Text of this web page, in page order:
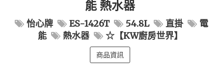
能 熱水器
怡心牌 ES-1426T 54.8L 直掛
電
能
熱水器 ☆【KW廚房世界】
商品資訊